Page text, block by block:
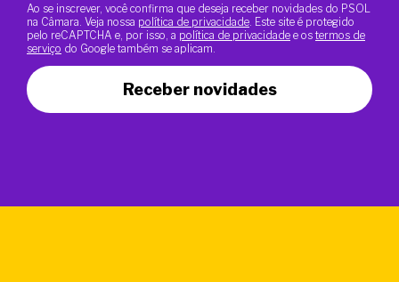
Ao se inscrever, você confirma que deseja receber novidades do PSOL
na Câmara. Veja nossa política de privacidade . Este site é protegido
pelo reCAPTCHA e, por isso, a política de privacidade e os termos de
serviço do Google também se aplicam.
Receber novidades